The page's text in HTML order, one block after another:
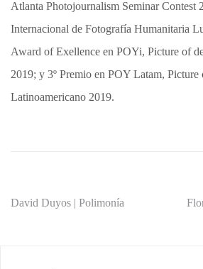
Atlanta Photojournalism Seminar Contest
Internacional de Fotografía Humanitaria
Award of Exellence en POYi, Picture of
2019; y 3º Premio en POY Latam, Picture
Latinoamericano 2019.
Navegación
David Duyos | Polimonía